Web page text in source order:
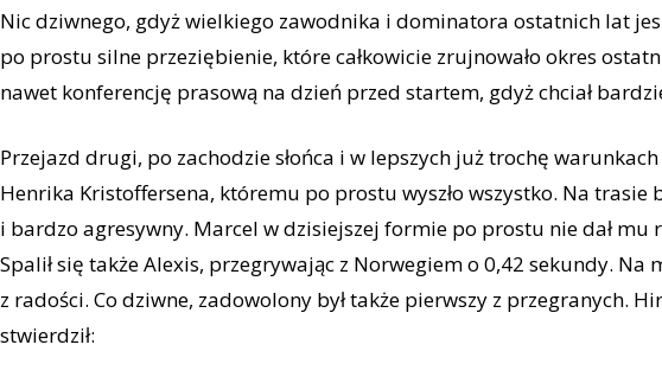
Nic dziwnego, gdyż wielkiego zawodnika i dominatora ostatnich lat
po prostu silne przeziębienie, które całkowicie zrujnowało okres
nawet konferencję prasową na dzień przed startem, gdyż chciał
Przejazd drugi, po zachodzie słońca i w lepszych już trochę
Henrika Kristoffersena, któremu po prostu wyszło wszystko. Na trasie
i bardzo agresywny. Marcel w dzisiejszej formie po prostu nie dał mu
Spalił się także Alexis, przegrywając z Norwegiem o 0,42 sekundy. Na
z radości. Co dziwne, zadowolony był także pierwszy z przegranych.
stwierdził: